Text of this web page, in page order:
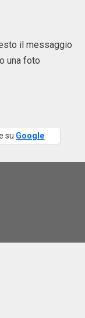
il messaggio
una foto
su Google